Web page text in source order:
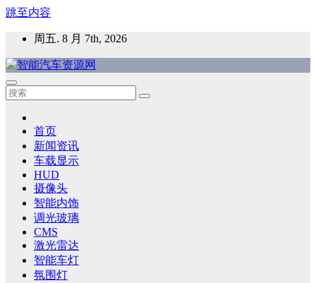
跳至内容
周五. 8 月 7th, 2026
智能汽车资源网
智能表面，智能内饰，新能源汽车，HMI，人车交互，智能车
首页
新闻资讯
车载显示
HUD
摄像头
智能内饰
调光玻璃
CMS
激光雷达
智能车灯
氛围灯